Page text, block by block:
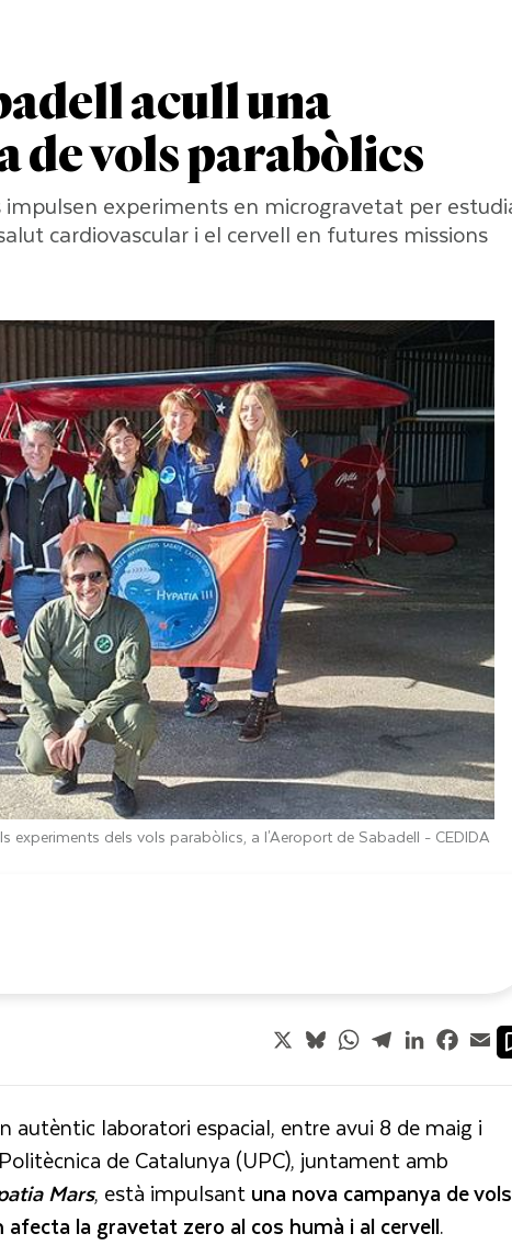
acull una
de vols parabòlics
impulsen experiments en microgravetat per
cardiovascular i el cervell en futures missions
experiments dels vols parabòlics, a l'Aeroport de Sabadell - CEDIDA
X BlueskyWhatsApp
TelegramLinkedIn
autèntic laboratori espacial, entre avui 8 de maig i
de Catalunya (UPC), juntament amb
Mars, està impulsantuna nova campanya de vols
la gravetat zero al cos humà i al cervell.